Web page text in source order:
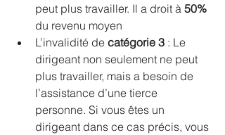
peut plus travailler. Il a droit à 50%
du revenu moyen
L’invalidité de catégorie 3 : Le
dirigeant non seulement ne peut
plus travailler, mais a besoin de
l’assistance d’une tierce
personne. Si vous êtes un
dirigeant dans ce cas précis, vous